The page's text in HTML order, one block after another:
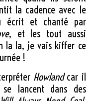
la cadence avec le
écrit et chanté par
, et les tout aussi
la la, je vais kiffer ce
!
Howlandcar il
se lancent dans des